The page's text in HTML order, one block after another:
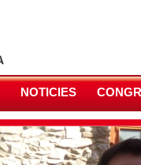
NOTICIES